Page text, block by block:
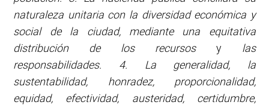
naturaleza unitaria con la diversidad económica y
social de la ciudad, mediante una equitativa
distribución de los recursos y las
responsabilidades. 4. La generalidad, la
sustentabilidad, honradez, proporcionalidad,
equidad, efectividad, austeridad, certidumbre,